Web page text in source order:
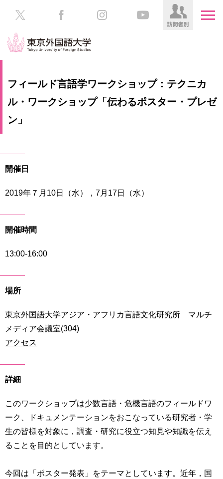
大
案
学
部・
院
育
研
社
会
携
入
附
を
す
問
験
生
の
方
学
の
者
方
生
方
般・
の
員
専
フィールド言語学ワークショップ：テクニカ
ル・ワークショップ「伝わるポスター・プレゼ
ン」
開催日
2019年７月10日（水），7月17日（水）
開催時間
13:00-16:00
場所
東京外国語大学アジア・アフリカ言語文化研究所 マルチ
メディア会議室(304)
アクセス
詳細
このワークショップは少数言語・危機言語のフィールドワ
ーク、ドキュメンテーションをおこなっている研究者・学
生の皆様を対象に，調査・研究に役立つ知見や知識を伝え
ることを目的としています。
今回は「ポスター発表」をテーマとしています。近年，国